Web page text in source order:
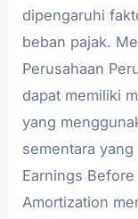
dipengaruhi
beban pajak.
Perusahaan
dapat memiliki
yang
sementara
Earnings
Amortization